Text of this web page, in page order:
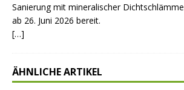
Sanierung mit mineralischer
ab 26. Juni 2026 bereit.
[…]
ÄHNLICHE ARTIKEL